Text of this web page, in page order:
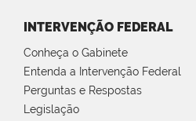
INTERVENÇÃO FEDERAL
Conheça o Gabinete
Entenda a Intervenção Federal
Perguntas e Respostas
Legislação